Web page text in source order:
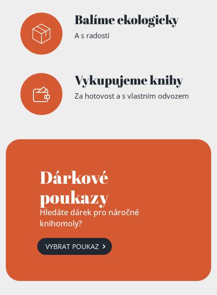
Balíme ekologicky
A s radostí
Vykupujeme knihy
Za hotovost a s vlastním odvozem
Dárkové
poukazy
Hledáte dárek pro náročné
knihomoly?
VYBRAT POUKAZ